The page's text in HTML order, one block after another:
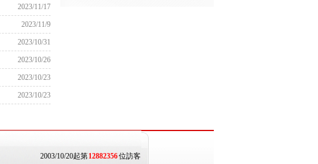
2023/11/17
2023/11/9
2023/10/31
2023/10/26
2023/10/23
2023/10/23
2003/10/20起第12882356位訪客